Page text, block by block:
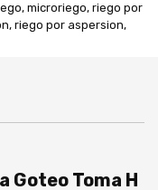
microriego, riego por
riego por aspersion,
Goteo Toma H